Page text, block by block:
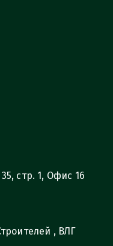
стр. 1, Офис 16
, ВЛГ